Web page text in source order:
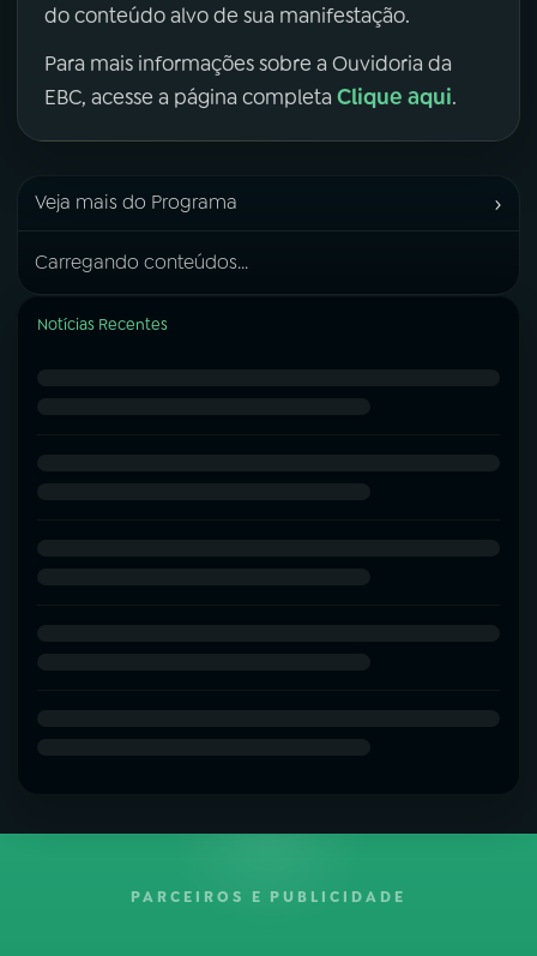
do conteúdo alvo de sua manifestação.
Para mais informações sobre a Ouvidoria da
EBC, acesse a página completa Clique aqui.
Veja mais do Programa ›
Carregando conteúdos...
Notícias Recentes
PARCEIROS E PUBLICIDADE